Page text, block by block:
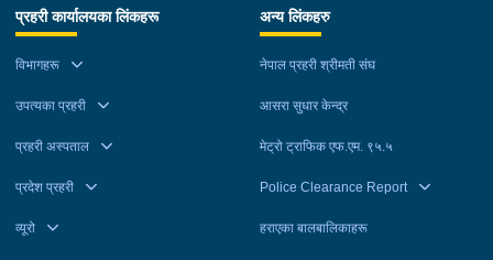
प्रहरी कार्यालयका लिंकहरू
विभागहरू
उपत्यका प्रहरी
प्रहरी अस्पताल
प्रदेश प्रहरी
व्यूरो
अन्य लिंकहरु
नेपाल प्रहरी श्रीमती संघ
आसरा सुधार केन्द्र
मेट्रो ट्राफिक एफ.एम. ९५.५
Police Clearance Report
हराएका बालबालिकाहरू